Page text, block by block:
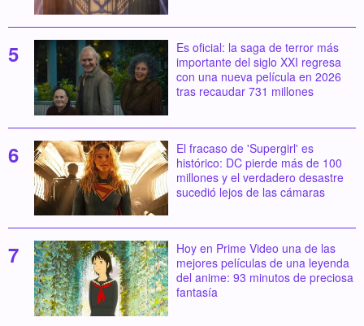
Es oficial: la saga de terror más
importante del siglo XXI regresa
con una nueva película en 2026
tras recaudar 731 millones
El fracaso de 'Supergirl' es
histórico: DC pierde más de 100
millones y el verdadero desastre
sucedió lejos de las cámaras
Hoy en Prime Video una de las
mejores películas de una leyenda
del anime: 93 minutos de preciosa
fantasía